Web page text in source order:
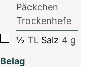
Päckchen
Trockenhefe
▢
½ TL Salz 4 g
Belag